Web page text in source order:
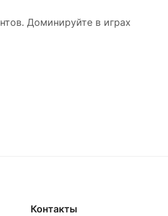
Доминируйте в играх
Контакты